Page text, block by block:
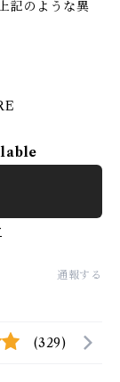
記のような異
通報する
(329)